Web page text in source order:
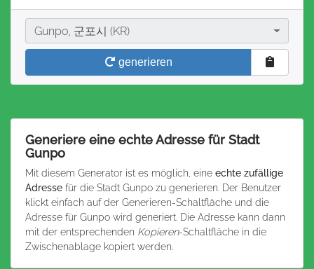
Stadt
Gunpo, 군포시 (KR)
generieren
Generiere eine echte Adresse für Stadt
Gunpo
Mit diesem Generator ist es möglich, eine echte zufällige
Adresse für die Stadt Gunpo zu generieren. Der Benutzer
klickt einfach auf der Generieren-Schaltfläche und die
Adresse für Gunpo wird generiert. Die Adresse kann dann
mit der entsprechenden Kopieren-Schaltfläche in die
Zwischenablage kopiert werden.